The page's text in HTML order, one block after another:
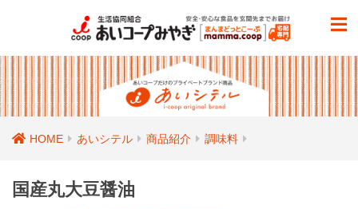
HOME あいシテル 商品紹介 調味料
国産丸大豆醤油